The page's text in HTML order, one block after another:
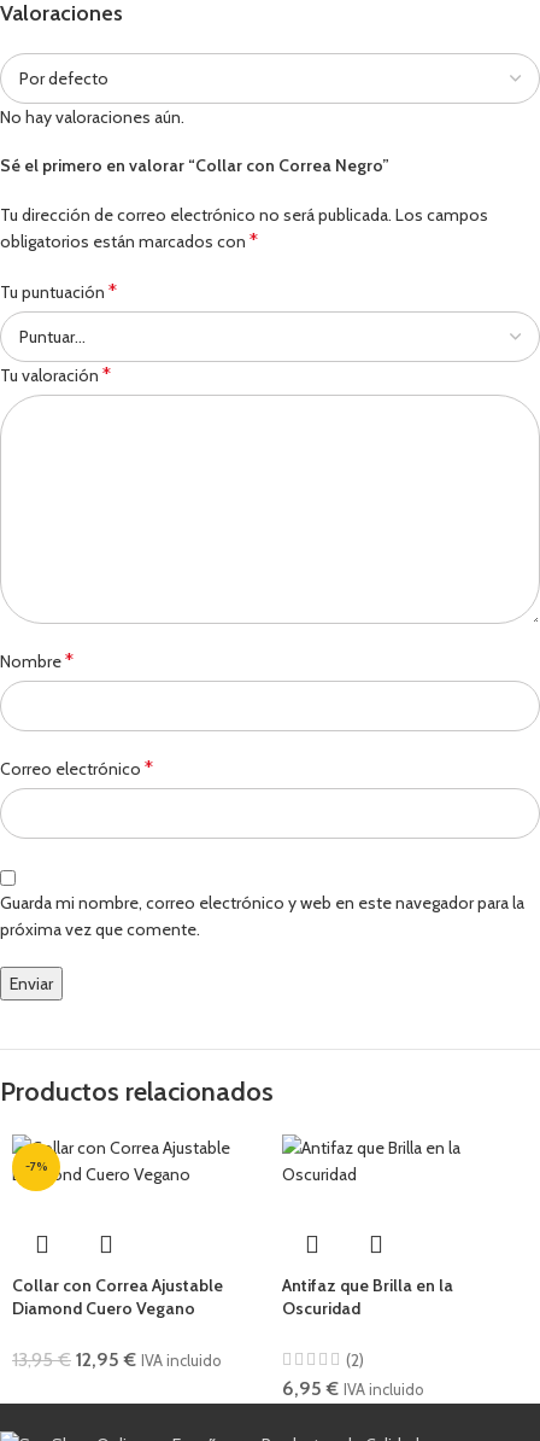
Valoraciones
No hay valoraciones aún.
Sé el primero en valorar “Collar con Correa Negro”
Tu dirección de correo electrónico no será publicada. Los campos
obligatorios están marcados con *
Tu puntuación *
Tu valoración *
Nombre*
Correo electrónico *
Guarda mi nombre, correo electrónico y web en este navegador para la
próxima vez que comente.
Productos relacionados
-7%
Collar con Correa Ajustable
Diamond Cuero Vegano
13,95€ 12,95€ IVA incluido
Antifaz que Brilla en la
Oscuridad
(2)
6,95€ IVA incluido